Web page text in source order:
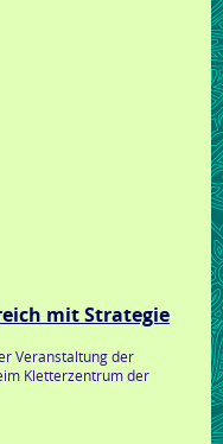
mit Strategie
Veranstaltung der
Kletterzentrum der